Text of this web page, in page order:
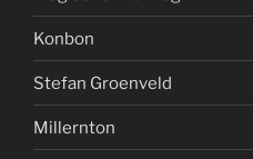
Konbon
Stefan Groenveld
Millernton